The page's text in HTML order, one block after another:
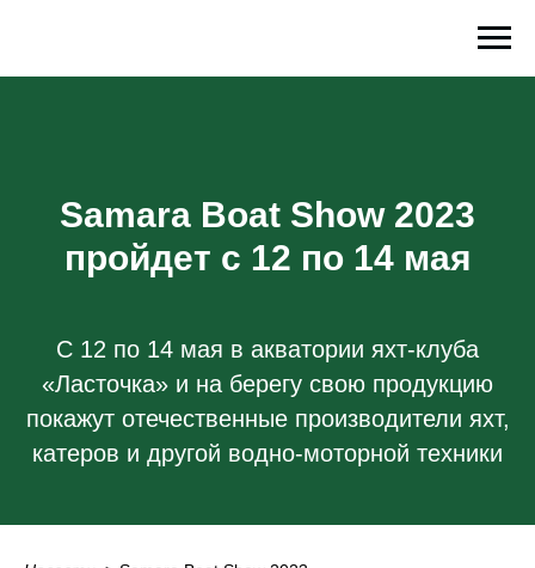
Samara Boat Show 2023
пройдет с 12 по 14 мая
С 12 по 14 мая в акватории яхт-клуба
«Ласточка» и на берегу свою продукцию
покажут отечественные производители яхт,
катеров и другой водно-моторной техники